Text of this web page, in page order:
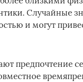
Случайные
и могут
предпочтение